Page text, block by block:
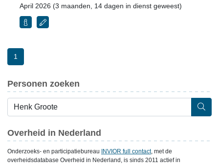
April 2026 (3 maanden, 14 dagen in dienst geweest)
1
Personen zoeken
Overheid in Nederland
Onderzoeks- en participatiebureau INVIOR full contact, met de
overheidsdatabase Overheid in Nederland, is sinds 2011 actief in